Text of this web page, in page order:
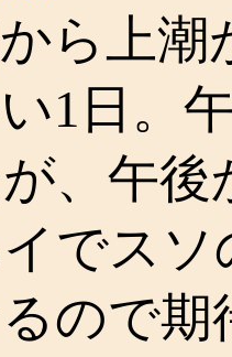
ら上潮
1日。
、午
でス
ので